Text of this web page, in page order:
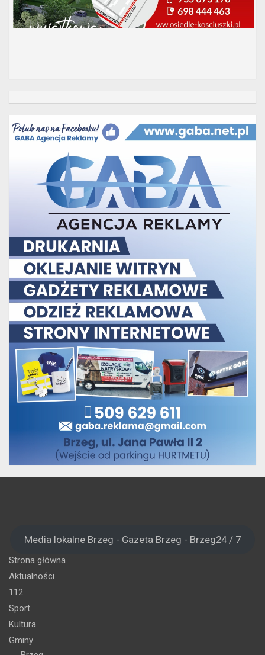
Media lokalne Brzeg - Gazeta Brzeg - Brzeg24 / 7
Strona główna
Aktualności
112
Sport
Kultura
Gminy